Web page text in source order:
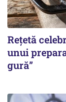
Rețetă
unui
gură”